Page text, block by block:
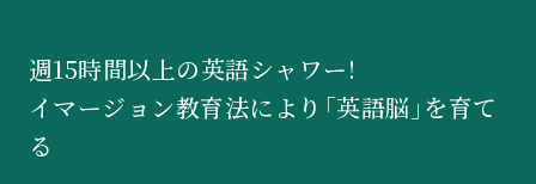
週15時間以上の英語シャワー!
イマージョン教育法により「英語脳」を育て
る